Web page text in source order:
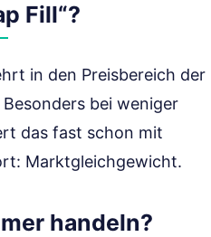
Fill“?
in den Preisbereich der
bei weniger
das fast schon mit
Marktgleichgewicht.
handeln?